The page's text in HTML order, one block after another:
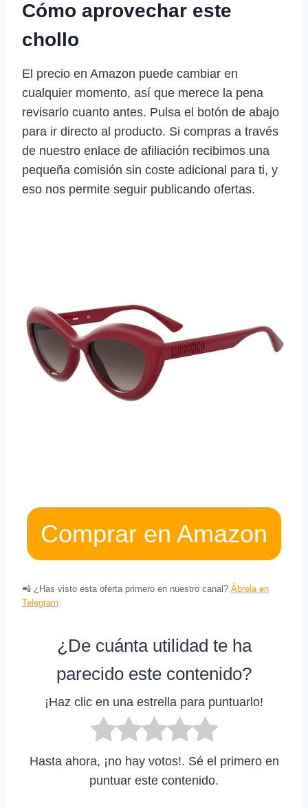
Cómo aprovechar este
chollo
El precio en Amazon puede cambiar en
cualquier momento, así que merece la pena
revisarlo cuanto antes. Pulsa el botón de abajo
para ir directo al producto. Si compras a través
de nuestro enlace de afiliación recibimos una
pequeña comisión sin coste adicional para ti, y
eso nos permite seguir publicando ofertas.
Comprar en Amazon
📲 ¿Has visto esta oferta primero en nuestro canal? Ábrela en
Telegram
¿De cuánta utilidad te ha
parecido este contenido?
¡Haz clic en una estrella para puntuarlo!
Hasta ahora, ¡no hay votos!. Sé el primero en
puntuar este contenido.